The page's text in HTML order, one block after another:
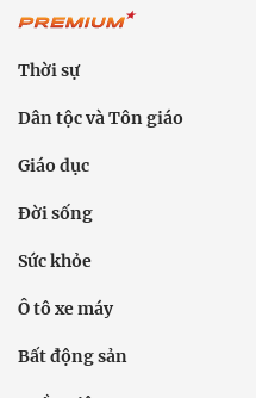
Thời sự
Dân tộc và Tôn giáo
Giáo dục
Đời sống
Sức khỏe
Ô tô xe máy
Bất động sản